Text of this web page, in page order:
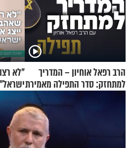
הרב רפאל אוחיון – המדריך
למתחזק: סדר התפילה מאמירת
הקורבנות ועד קריאת שמע
"לא